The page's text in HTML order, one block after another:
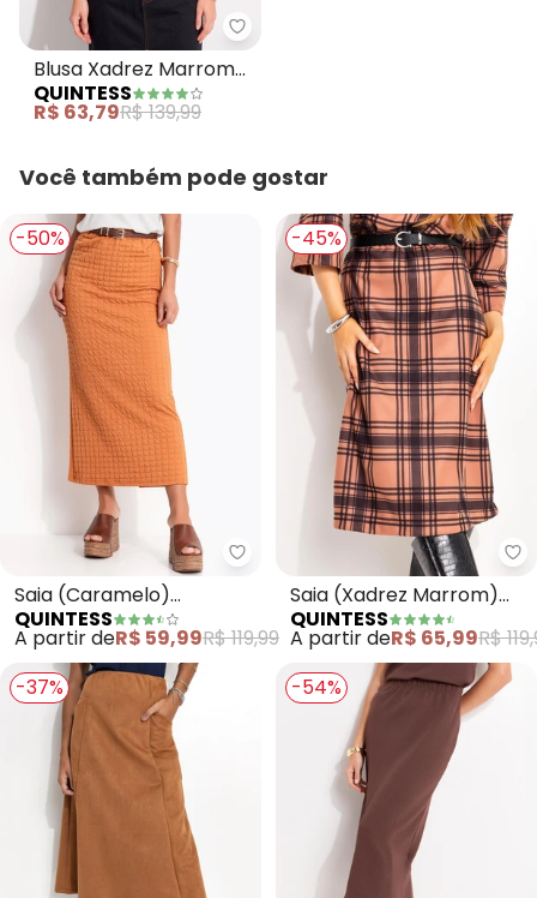
Quintess - Blusa Xadrez
Blusa Xadrez Marrom
em Malha
QUINTESS
R$ 63,79R$ 139,99
Você também pode gostar
-50%
Quintess - Saia (Caramelo)
Saia (Caramelo)
Texturizada
QUINTESS
A partir deR$ 59,99R$ 119,99
-45%
Saia (Xadrez Marrom)
em Malha
QUINTESS
A partir deR$ 65,99R$
-37%
-54%